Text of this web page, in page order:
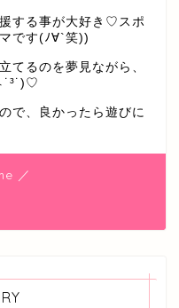
する事が大好き♡スポ
です(ﾉ∀`笑))
てるのを夢見ながら、
˙³˙)♡
で、良かったら遊びに
／